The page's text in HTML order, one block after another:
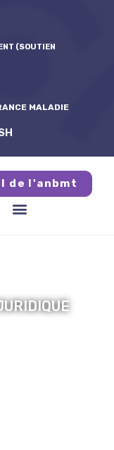
(SOUTIEN
MALADIE
de l'anbmt